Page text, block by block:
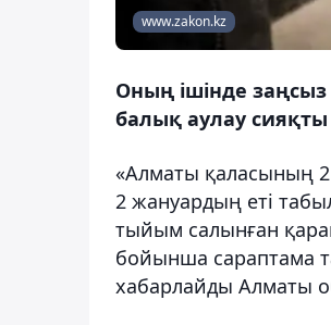
www.zakon.kz
Оның ішінде
балық аулау
«Алматы қаласының 2
2 жануардың еті
тыйым салынған
бойынша сараптама
хабарлайды Алматы